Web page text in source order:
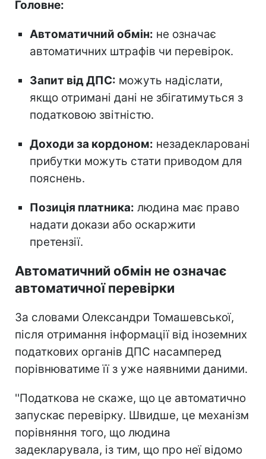
Головне:
Автоматичний обмін: не означає
автоматичних штрафів чи перевірок.
Запит від ДПС: можуть надіслати,
якщо отримані дані не збігатимуться з
податковою звітністю.
Доходи за кордоном: незадекларовані
прибутки можуть стати приводом для
пояснень.
Позиція платника: людина має право
надати докази або оскаржити
претензії.
Автоматичний обмін не означає
автоматичної перевірки
За словами Олександри Томашевської,
після отримання інформації від іноземних
податкових органів ДПС насамперед
порівнюватиме її з уже наявними даними.
''Податкова не скаже, що це автоматично
запускає перевірку. Швидше, це механізм
порівняння того, що людина
задекларувала, із тим, що про неї відомо